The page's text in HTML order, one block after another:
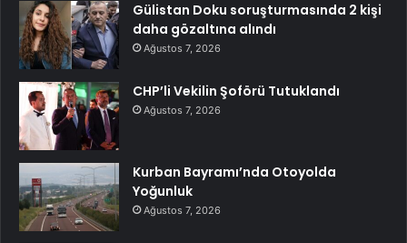
Gülistan Doku soruşturmasında 2 kişi
daha gözaltına alındı
Ağustos 7, 2026
CHP’li Vekilin Şoförü Tutuklandı
Ağustos 7, 2026
Kurban Bayramı’nda Otoyolda
Yoğunluk
Ağustos 7, 2026